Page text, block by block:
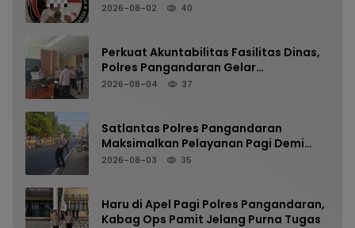
2026-08-02 40
Perkuat Akuntabilitas Fasilitas Dinas,
Polres Pangandaran Gelar
Pemeriksaan Senpi Berkala
2026-08-04 37
Satlantas Polres Pangandaran
Maksimalkan Pelayanan Pagi Demi
Kelancaran Arus Kendaraan
2026-08-03 35
Haru di Apel Pagi Polres Pangandaran,
Kabag Ops Pamit Jelang Purna Tugas